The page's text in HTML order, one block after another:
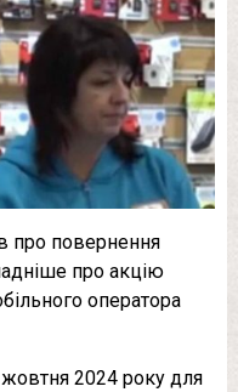
про повернення
про акцію
оператора
2024 року для